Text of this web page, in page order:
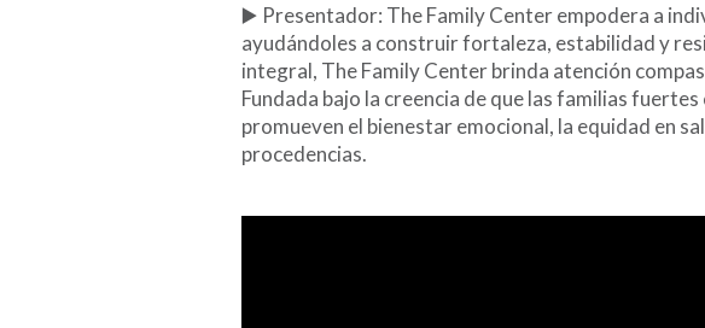
▶️ Presentador: The Family Center empodera a
ayudándoles a construir fortaleza, estabilidad y
integral, The Family Center brinda atención
Fundada bajo la creencia de que las familias
promueven el bienestar emocional, la equidad en
procedencias.